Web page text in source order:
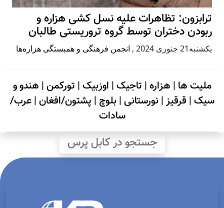
ترابزون: تظاهرات علیه نسل کشی هزاره و
ربودن دختران توسط گروه تروریستی طالبان
يكشنبه21 جنوری 2024 , انجمن فرهنگی و همبستگی هزاره‌ها
ملیت ها | هزاره| تاجیک| اوزبیک| تورکمن| هندو و
سیک| قرقیز| نورستانی| بلوچ | پشتون/افغان|عرب/
سادات
جستجو در کابل پرس